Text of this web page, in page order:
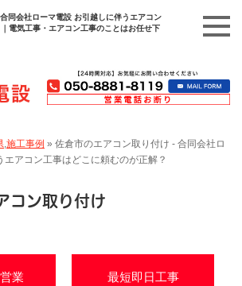
同会社ローマ電設 お引越しに伴うエアコン
電気工事・エアコン工事のことはお任せ下
,施工事例 » 佐倉市のエアコン取り付け - 合同会社ロ
エアコン工事はどこに頼むのが正解？
コン取り付け
業 最短即日工事